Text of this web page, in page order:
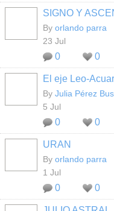
SIGNO Y
By orlando parra
23 Jul
0 0
El eje Leo-
By Julia Pérez
5 Jul
0 0
URAN
By orlando parra
1 Jul
0 0